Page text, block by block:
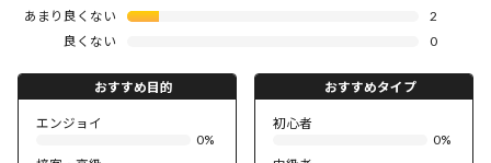
あまり良くない
2
良くない
0
おすすめ目的
エンジョイ
0%
おすすめタイプ
初心者
0%